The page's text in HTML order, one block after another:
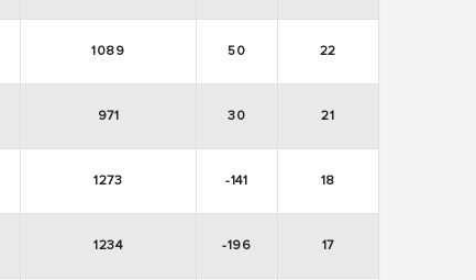
1089 50 22
971 30 21
1273 -141 18
1234 -196 17